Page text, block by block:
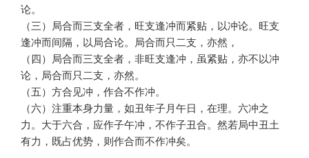
论。
（三）局合而三支全者，旺支逢冲而紧贴，以冲论。旺支
逢冲而间隔，以局合论。局合而只二支，亦然，
（四）局合而三支全者，非旺支逢冲，虽紧贴，亦不以冲
论，局合而只二支，亦然。
（五）方合见冲，作合不作冲。
（六）注重本身力量，如丑年子月午日，在理。六冲之
力。大于六合，应作子午冲，不作子丑合。然若局中丑土
有力，既占优势，则作合而不作冲矣。